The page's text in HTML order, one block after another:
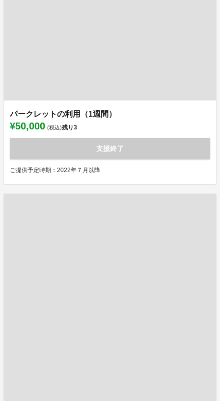
パークレットの利用（1週間）
¥50,000 (税込)残り3
支援終了
ご提供予定時期：2022年７月以降